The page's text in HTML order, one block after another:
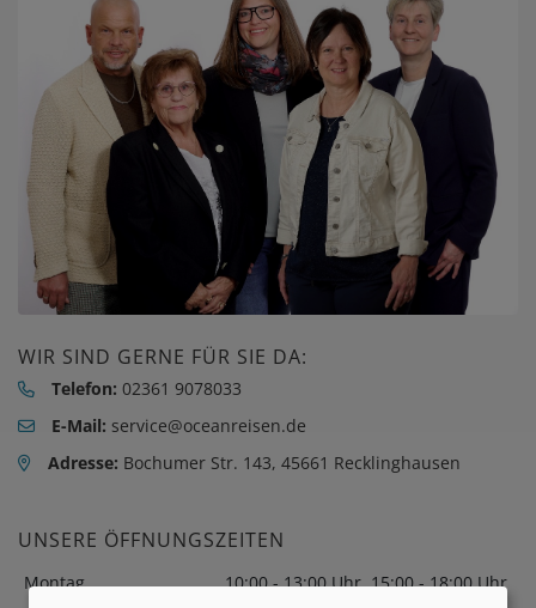
WIR SIND GERNE FÜR SIE DA:
Telefon: 02361 9078033
E-Mail: service@oceanreisen.de
Adresse: Bochumer Str. 143, 45661 Recklinghausen
UNSERE ÖFFNUNGSZEITEN
Montag 10:00 - 13:00 Uhr, 15:00 - 18:00 Uhr